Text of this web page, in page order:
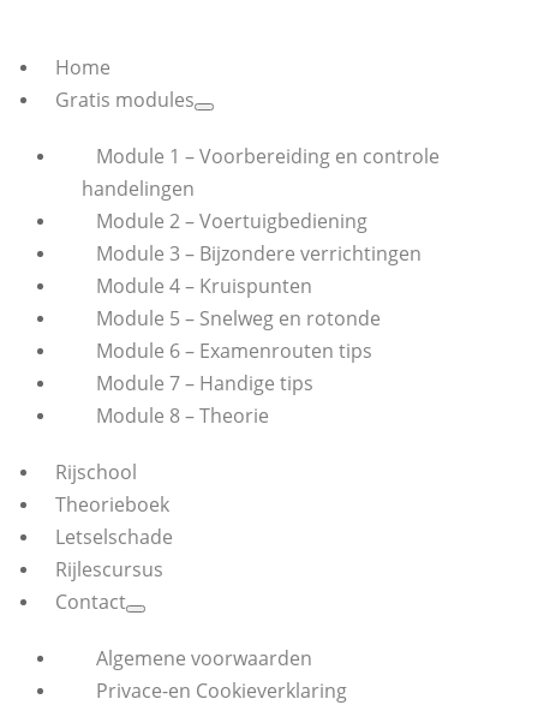
Home
Gratis modules
Module 1 – Voorbereiding en controle
handelingen
Module 2 – Voertuigbediening
Module 3 – Bijzondere verrichtingen
Module 4 – Kruispunten
Module 5 – Snelweg en rotonde
Module 6 – Examenrouten tips
Module 7 – Handige tips
Module 8 – Theorie
Rijschool
Theorieboek
Letselschade
Rijlescursus
Contact
Algemene voorwaarden
Privace-en Cookieverklaring